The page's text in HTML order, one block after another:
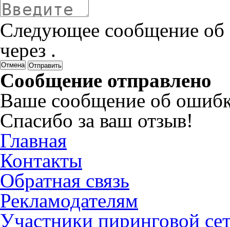
Следующее сообщение об
через .
Отмена
Сообщение отправлено
Ваше сообщение об
Спасибо за ваш отзыв!
Главная
Контакты
Обратная связь
Рекламодателям
Участники пиринговой